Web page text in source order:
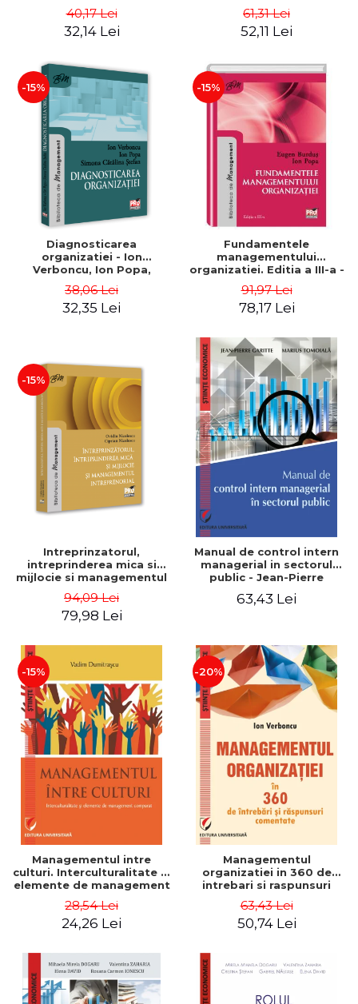
40,17 Lei
32,14 Lei
61,31 Lei
52,11 Lei
-15%
Diagnosticarea
organizatiei - Ion
Verboncu, Ion Popa,
38,06 Lei
32,35 Lei
-15%
Fundamentele
managementului
organizatiei. Editia a III-a -
91,97 Lei
78,17 Lei
-15%
Intreprinzatorul,
intreprinderea mica si
mijlocie si managementul
Nicolescu, Ciprian
Nicolescu
94,09 Lei
79,98 Lei
Manual de control intern
managerial in sectorul
public - Jean-Pierre
63,43 Lei
-15%
Managementul intre
culturi. Interculturalitate si
elemente de management
Dumitrascu
28,54 Lei
24,26 Lei
-20%
Managementul
organizatiei in 360 de
intrebari si raspunsuri
63,43 Lei
50,74 Lei